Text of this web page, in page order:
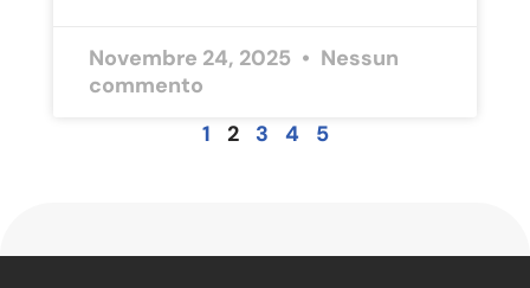
Novembre 24, 2025
Nessun
commento
1
2 3 4 5